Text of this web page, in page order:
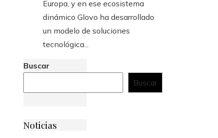
Europa, y en ese ecosistema
dinámico Glovo ha desarrollado
un modelo de soluciones
tecnológica...
Buscar
Buscar
Noticias